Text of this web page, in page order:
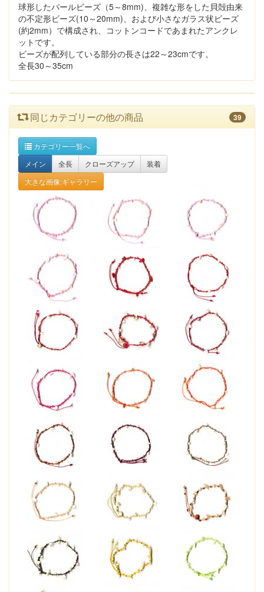
球形したパールビーズ（5～8mm)、複雑な形をした貝殻由来
の不定形ビーズ(10～20mm)、および小さなガラス状ビーズ
(約2mm）で構成され、コットンコードであまれたアンクレ
ットです。
ビーズが配列している部分の長さは22～23cmです。
全長30～35cm
同じカテゴリーの他の商品 39
カテゴリー一覧へ
メイン
全長 クローズアップ
装着
大きな画像:ギャラリー